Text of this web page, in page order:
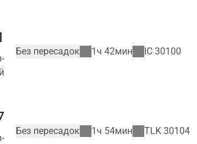
Без пересадок 1ч 42мин IC 30100
Без пересадок 1ч 54мин TLK 30104